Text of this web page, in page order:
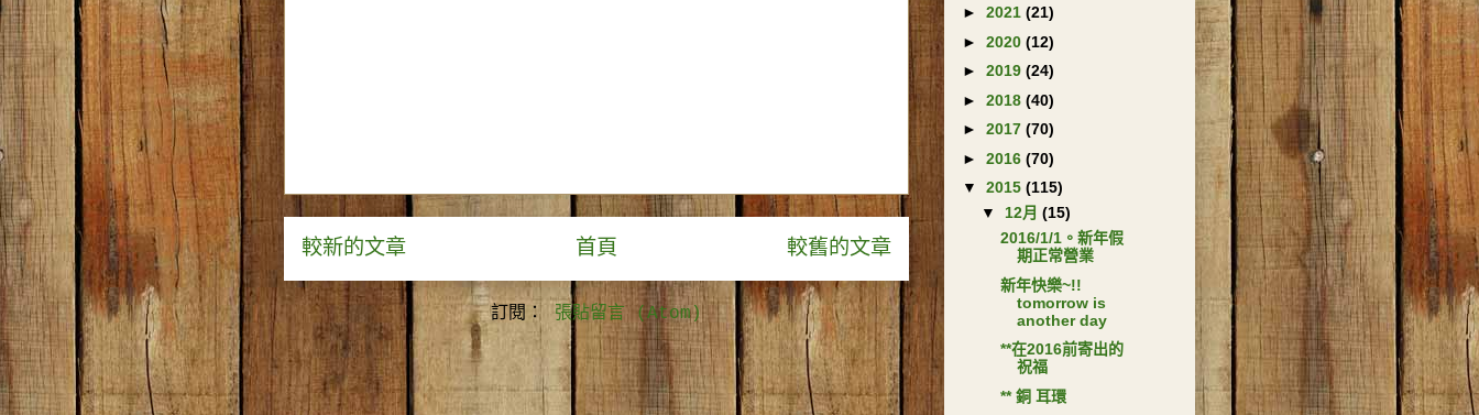
較新的文章 較舊的文章
首頁
訂閱： 張貼留言 (Atom)
► 2021 (21)
► 2020 (12)
► 2019 (24)
► 2018 (40)
► 2017 (70)
► 2016 (70)
▼ 2015 (115)
▼ 12月 (15)
2016/1/1。新年假
期正常營業
新年快樂~!!
tomorrow is
another day
**在2016前寄出的
祝福
** 銅 耳環